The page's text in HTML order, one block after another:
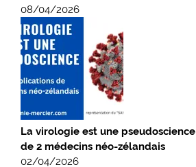
08/04/2026
La virologie est une
de 2 médecins néo-zélandais
02/04/2026